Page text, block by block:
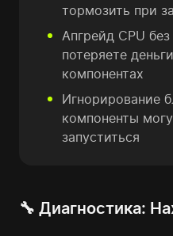
тормозить при
Апгрейд CPU
потеряете
компонентах
Игнорирование
компоненты
запуститься
🔧 Диагностика: